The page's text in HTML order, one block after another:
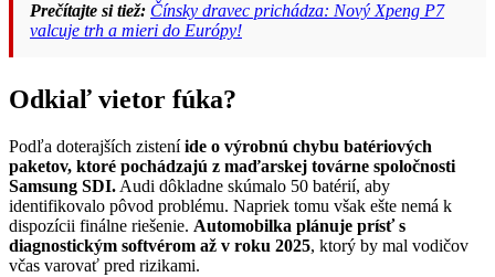
Prečítajte si tiež: Čínsky dravec prichádza: Nový Xpeng P7
valcuje trh a mieri do Európy!
Odkiaľ vietor fúka?
Podľa doterajších zisteníide o výrobnú chybu batériových
paketov, ktoré pochádzajú z maďarskej továrne spoločnosti
Samsung SDI. Audi dôkladne skúmalo 50 batérií, aby
identifikovalo pôvod problému. Napriek tomu však ešte nemá k
dispozícii finálne riešenie. Automobilka plánuje prísť s
diagnostickým softvérom až v roku 2025, ktorý by mal vodičov
včas varovať pred rizikami.